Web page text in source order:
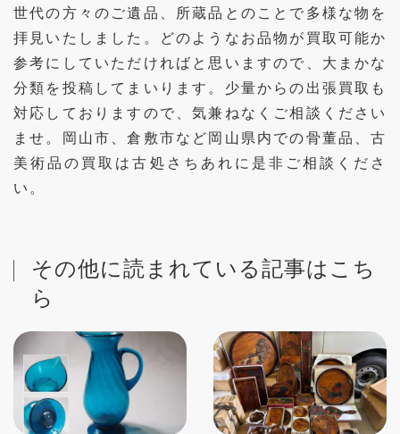
世代の方々のご遺品、所蔵品とのことで多様な物を
拝見いたしました。どのようなお品物が買取可能か
参考にしていただければと思いますので、大まかな
分類を投稿してまいります。少量からの出張買取も
対応しておりますので、気兼ねなくご相談ください
ませ。岡山市、倉敷市など岡山県内での骨董品、古
美術品の買取は古処さちあれに是非ご相談くださ
い。
その他に読まれている記事はこち
ら